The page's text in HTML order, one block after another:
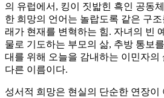
의 유럽에서, 킹이 짓밟힌 흑인 공동
한 희망의 언어는 놀랍도록 같은 구
래가 현재를 변혁하는 힘. 자녀의 빈
물로 기도하는 부모의 삶, 추방 통보
대를 위해 오늘을 감내하는 이민자
다른 이름이다.
성서적 희망은 현실의 단순한 연장이